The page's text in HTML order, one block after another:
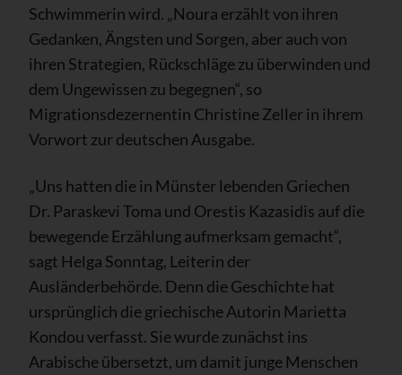
Schwimmerin wird. „Noura erzählt von ihren
Gedanken, Ängsten und Sorgen, aber auch von
ihren Strategien, Rückschläge zu überwinden und
dem Ungewissen zu begegnen“, so
Migrationsdezernentin Christine Zeller in ihrem
Vorwort zur deutschen Ausgabe.
„Uns hatten die in Münster lebenden Griechen
Dr. Paraskevi Toma und Orestis Kazasidis auf die
bewegende Erzählung aufmerksam gemacht“,
sagt Helga Sonntag, Leiterin der
Ausländerbehörde. Denn die Geschichte hat
ursprünglich die griechische Autorin Marietta
Kondou verfasst. Sie wurde zunächst ins
Arabische übersetzt, um damit junge Menschen